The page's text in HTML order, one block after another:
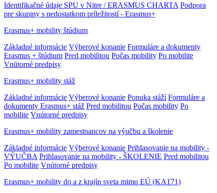
Identifikačné údaje SPU v Nitre / ERASMUS CHARTA Podpora
pre skupiny s nedostatkom príležitostí - Erasmus+
Erasmus+ mobility štúdium
Základné informácie Výberové konanie Formuláre a dokumenty
Erasmus + štúdium Pred mobilitou Počas mobility Po mobilite
Vnútorné predpisy
Erasmus+ mobility stáž
Základné informácie Výberové konanie Ponuka stáží Formuláre a
dokumenty Erasmus+ stáž Pred mobilitou Počas mobility Po
mobilite Vnútorné predpisy
Erasmus+ mobility zamestnancov na výučbu a školenie
Základné informácie Výberové konanie Prihlasovanie na mobility -
VÝUČBA Prihlasovanie na mobility - ŠKOLENIE Pred mobilitou
Po mobilite Vnútorné predpisy
Erasmus+ mobility do a z krajín sveta mimo EÚ (KA171)